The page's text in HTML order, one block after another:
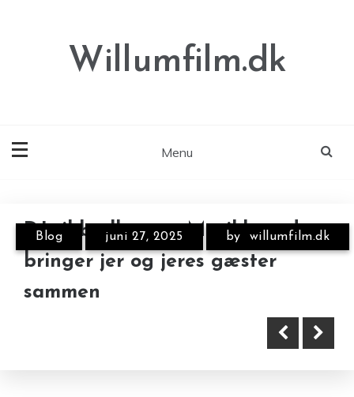
Willumfilm.dk
Menu
Annonce
RéVision+ forstår
Blog juni 27, 2025 by willumfilm.dk
DJ til brylluppet: Musikken, der
bringer jer og jeres gæster
sammen